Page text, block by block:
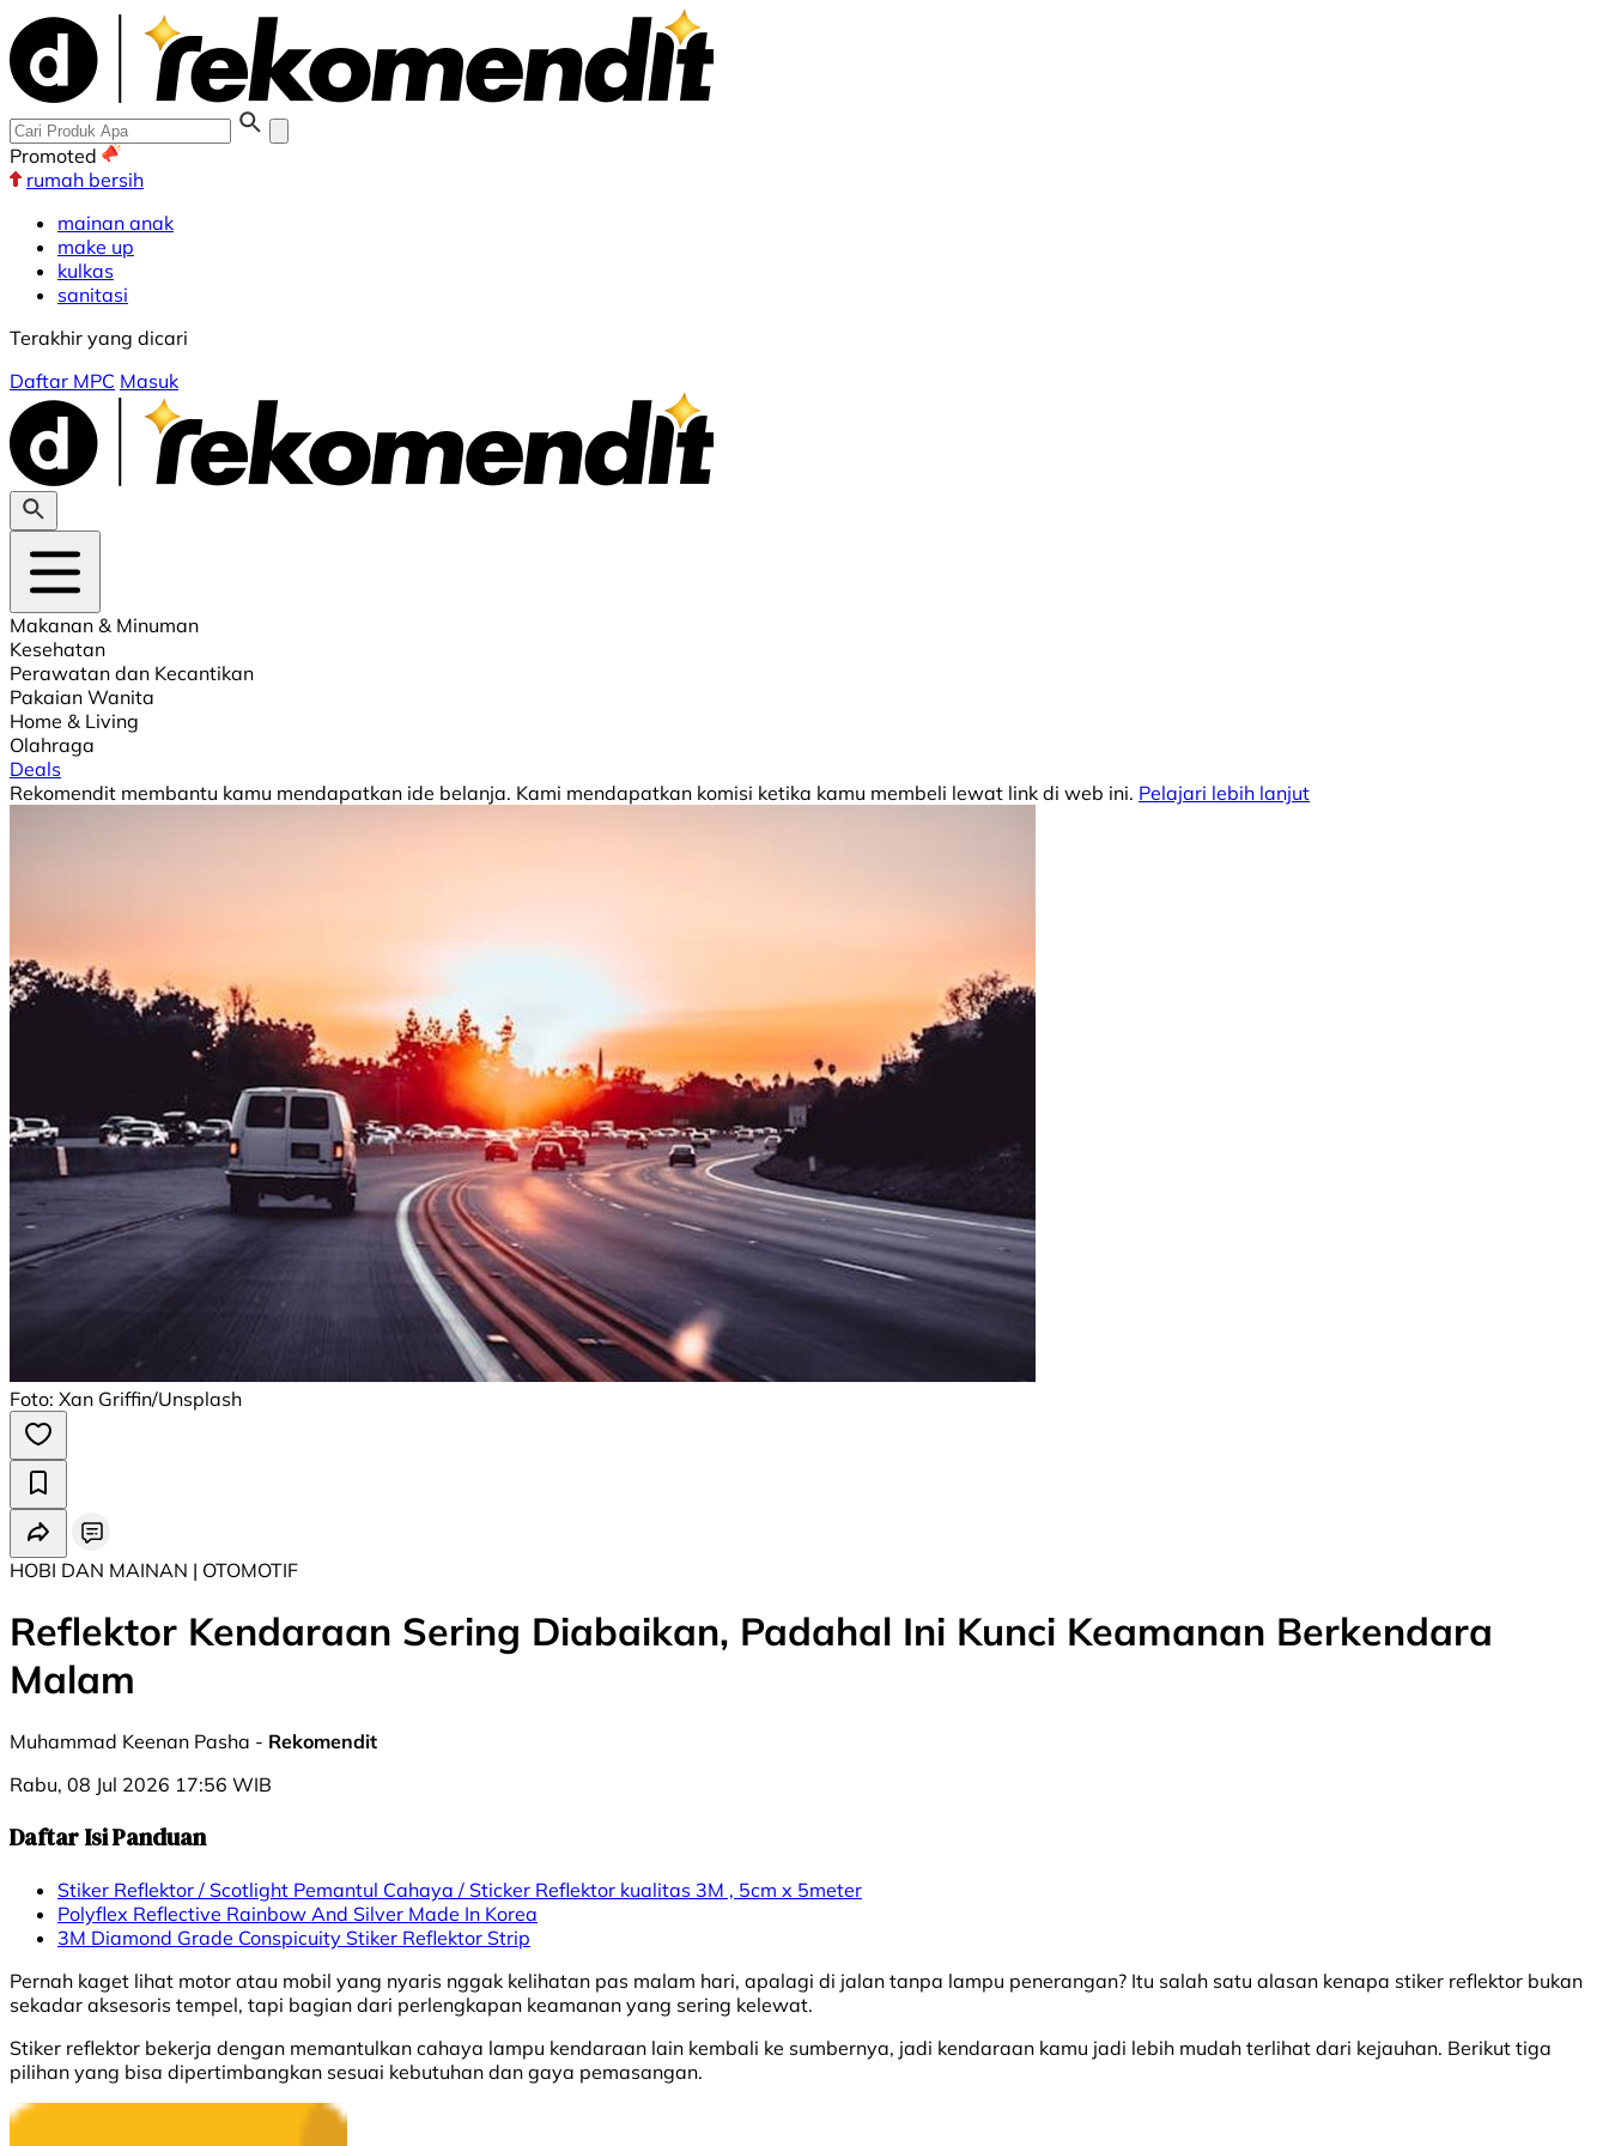
Promoted
rumah bersih
mainan anak
make up
kulkas
sanitasi
Terakhir yang dicari
Daftar MPC Masuk
Makanan & Minuman
Kesehatan
Perawatan dan Kecantikan
Pakaian Wanita
Home & Living
Olahraga
Deals
Rekomendit membantu kamu mendapatkan ide belanja. Kami mendapatkan komisi ketika kamu membeli lewat link di web ini. Pelajari lebih lanjut
Foto: Xan Griffin/Unsplash
HOBI DAN MAINAN | ⁠OTOMOTIF
Reflektor Kendaraan Sering Diabaikan, Padahal Ini Kunci Keamanan Berkendara
Malam
Muhammad Keenan Pasha - Rekomendit
Rabu, 08 Jul 2026 17:56 WIB
Daftar Isi Panduan
Stiker Reflektor / Scotlight Pemantul Cahaya / Sticker Reflektor kualitas 3M , 5cm x 5meter
Polyflex Reflective Rainbow And Silver Made In Korea
3M Diamond Grade Conspicuity Stiker Reflektor Strip
Pernah kaget lihat motor atau mobil yang nyaris nggak kelihatan pas malam hari, apalagi di jalan tanpa lampu penerangan? Itu salah satu alasan kenapa stiker reflektor bukan
sekadar aksesoris tempel, tapi bagian dari perlengkapan keamanan yang sering kelewat.
Stiker reflektor bekerja dengan memantulkan cahaya lampu kendaraan lain kembali ke sumbernya, jadi kendaraan kamu jadi lebih mudah terlihat dari kejauhan. Berikut tiga
pilihan yang bisa dipertimbangkan sesuai kebutuhan dan gaya pemasangan.